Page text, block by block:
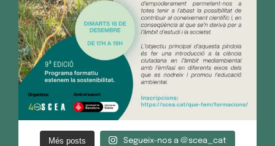
Més posts Segueix-nos a @scea_cat